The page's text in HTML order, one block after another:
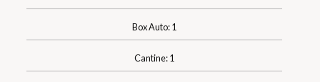
Box Auto: 1
Cantine: 1